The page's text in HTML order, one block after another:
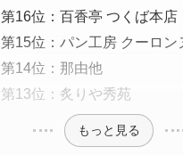
第16位：百香亭 つくば本店
第15位：パン工房 クーロン
第14位：那由他
第13位：炙りや秀苑
もっと見る